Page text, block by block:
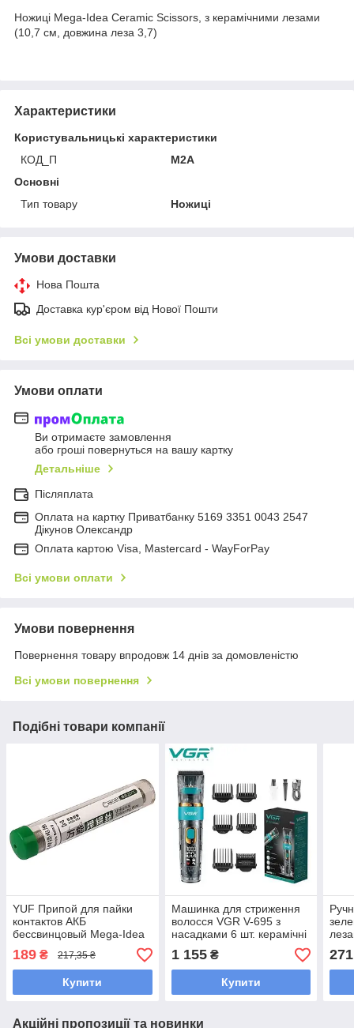
Ножиці Mega-Idea Ceramic Scissors, з керамічними лезами
(10,7 см, довжина леза 3,7)
Характеристики
Користувальницькі характеристики
КОД_П
M2A
Основні
Тип товару
Ножиці
Умови доставки
Нова Пошта
Доставка кур'єром від Нової Пошти
Всі умови доставки
Умови оплати
Ви отримаєте замовлення
або гроші повернуться на вашу картку
Детальніше
Післяплата
Оплата на картку Приватбанку 5169 3351 0043 2547
Дікунов Олександр
Оплата картою Visa, Mastercard - WayForPay
Всі умови оплати
Умови повернення
Повернення товару впродовж 14 днів за домовленістю
Всі умови повернення
Подібні товари компанії
YUF Припой для пайки
контактов АКБ
бессвинцовый Mega-Idea
Lead Free (1.0 x 1770 мм,
10 гр, Sn 99.3%, Cu 0.7%, t
плавления 227 гр.
189 ₴ 217,35 ₴
Купити
Машинка для стриження
волосся VGR V-695 з
насадками 6 шт. керамічні
леза акумуляторна USB
зарядка 2600 mAh
1 155₴
Купити
см
271
Акційні пропозиції та новинки